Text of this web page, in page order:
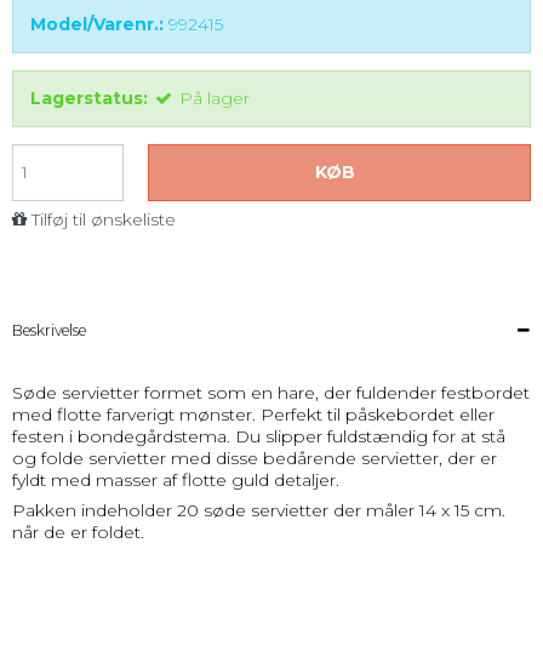
Model/Varenr.: 992415
Lagerstatus: På lager
KØB
Tilføj til ønskeliste
Beskrivelse
Søde servietter formet som en hare, der fuldender festbordet
med flotte farverigt mønster. Perfekt til påskebordet eller
festen i bondegårdstema. Du slipper fuldstændig for at stå
og folde servietter med disse bedårende servietter, der er
fyldt med masser af flotte guld detaljer.
Pakken indeholder 20 søde servietter der måler 14 x 15 cm.
når de er foldet.